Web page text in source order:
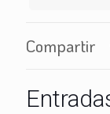
Compartir